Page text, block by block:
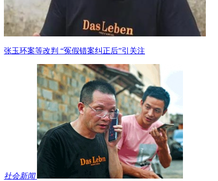
张玉环案等改判 “冤假错案纠正后”引关注
社会新闻